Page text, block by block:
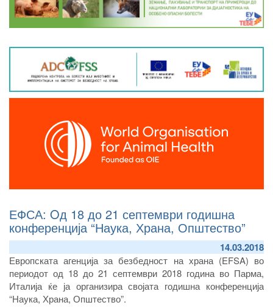
ЕФСА: Oд 18 до 21 септември годишна
конференција “Наука, Храна, Општество”
14.03.2018
Европската агенција за безбедност на храна (EFSA) во
периодот од 18 до 21 септември 2018 година во Парма,
Италија ќе ја организира својата годишна конференција
“Наука, Храна, Општество”.